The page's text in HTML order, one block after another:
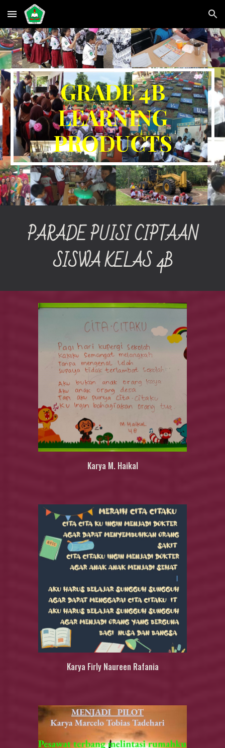
Skip to main content Skip to navigation
GRADE4B
LEARNING
PRODUCTS
PARADE PUISI CIPTAAN
SISWA KELAS 4B
Karya M. Haikal
Karya Firly Naureen Rafania